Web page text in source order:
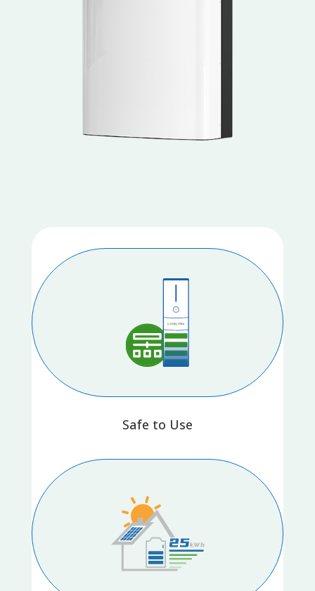
Safe to Use